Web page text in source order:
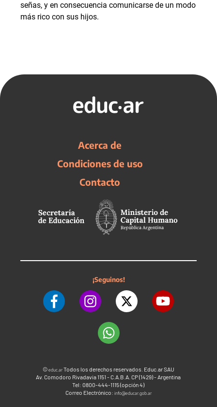
señas, y en consecuencia comunicarse de un modo
más rico con sus hijos.
Acerca de
Condiciones de uso
Contacto
¡Seguinos!
©educ.arTodos los derechos reservados. Educ.ar SAU
Av. Comodoro Rivadavia 1151 - C.A.B.A. CP (1429) - Argentina
Tel: 0800-444-1115 (opción 4)
Correo Electrónico: info@educar.gob.ar